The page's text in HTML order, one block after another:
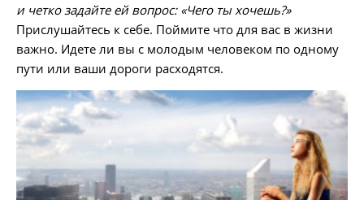
и четко задайте ей вопрос: «Чего ты хочешь?»
Прислушайтесь к себе. Поймите что для вас в жизни
важно. Идете ли вы с молодым человеком по одному
пути или ваши дороги расходятся.